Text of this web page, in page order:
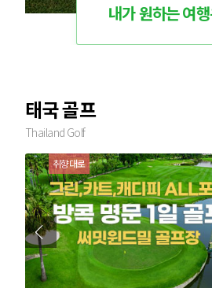
내가 원하는 여
태국 골프
Thailand Golf
취향대로